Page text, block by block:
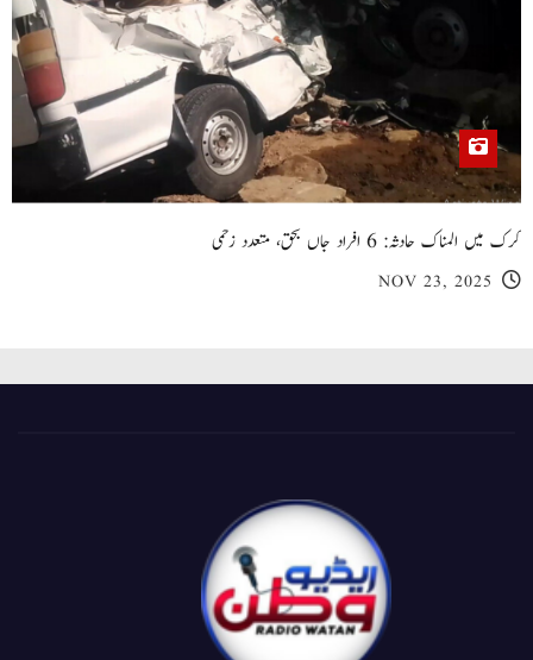
کرک میں المناک حادثہ: 6 افراد جاں بحق، متعدد زخمی
NOV 23, 2025